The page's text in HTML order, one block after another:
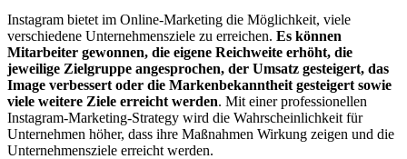
Instagram bietet im Online-Marketing die Möglichkeit, viele
verschiedene Unternehmensziele zu erreichen. Es können
Mitarbeiter gewonnen, die eigene Reichweite erhöht, die
jeweilige Zielgruppe angesprochen, der Umsatz gesteigert, das
Image verbessert oder die Markenbekanntheit gesteigert sowie
viele weitere Ziele erreicht werden. Mit einer professionellen
Instagram-Marketing-Strategy wird die Wahrscheinlichkeit für
Unternehmen höher, dass ihre Maßnahmen Wirkung zeigen und die
Unternehmensziele erreicht werden.